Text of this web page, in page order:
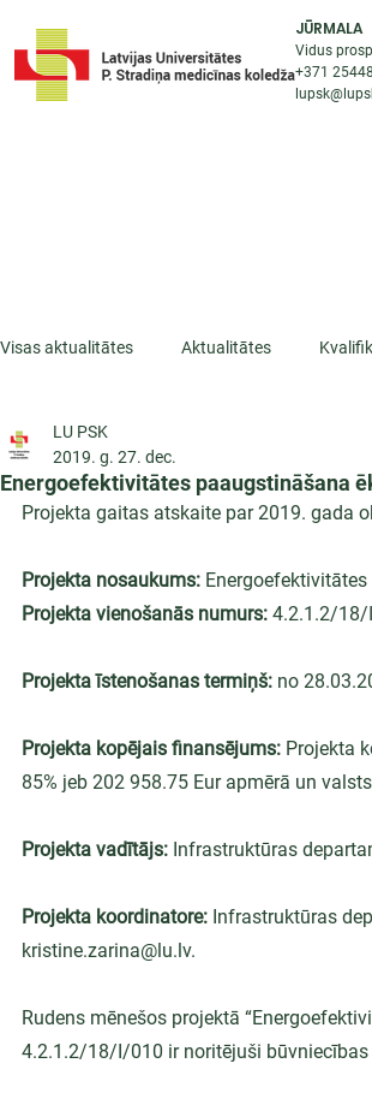
JŪRMALA
Vidus
+371
Visas aktualitātes Aktualitātes
ESF projekti
Energoefektivitātes paaugstināšana
LU PSK
2019. g. 27. dec.
Projekta gaitas atskaite par 2019. gada
Projekta nosaukums:
Projekta vienošanās numurs: 4.2.1.2/
Projekta īstenošanas termiņš: no
Projekta kopējais finansējums: Projekta
85% jeb 202 958.75 Eur apmērā un
Projekta vadītājs: Infrastruktūras
Projekta koordinatore: Infrastruktūras
kristine.zarina@lu.lv.
Rudens mēnešos projektā
4.2.1.2/18/I/010 ir noritējuši